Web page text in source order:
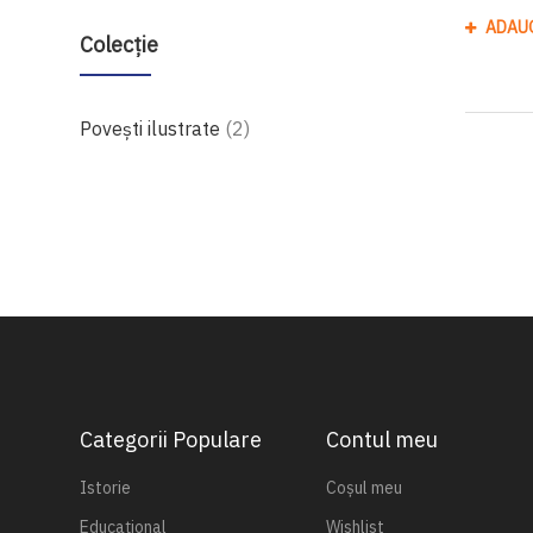
Colecție
Povești ilustrate 2produse
Categorii Populare
Istorie
Educațional
Contul meu
Coșul meu
Wishlist